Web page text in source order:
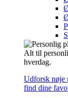
Alt til
hverdag.
Udforsk nøje
find dine